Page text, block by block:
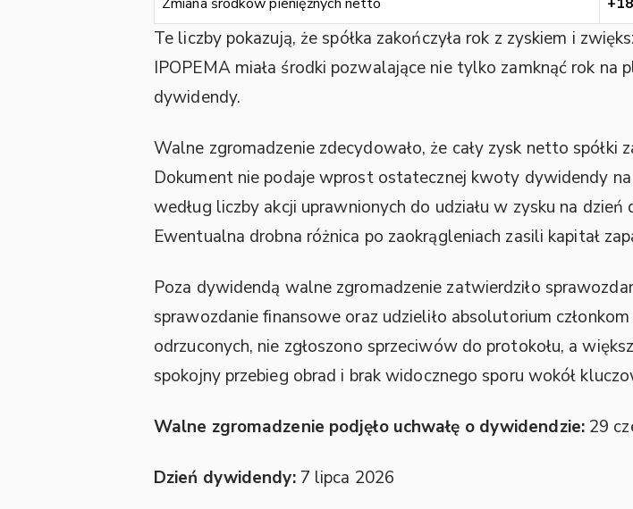
Te liczby pokazują, że spółka zakończyła rok z zyskiem i
IPOPEMA miała środki pozwalające nie tylko zamknąć rok na
dywidendy.
Walne zgromadzenie zdecydowało, że cały zysk netto spółki
Dokument nie podaje wprost ostatecznej kwoty dywidendy
według liczby akcji uprawnionych do udziału w zysku na
Ewentualna drobna różnica po zaokrągleniach zasili kapitał
Poza dywidendą walne zgromadzenie zatwierdziło
sprawozdanie finansowe oraz udzieliło absolutorium
odrzuconych, nie zgłoszono sprzeciwów do protokołu, a
spokojny przebieg obrad i brak widocznego sporu wokół
Walne zgromadzenie podjęło uchwałę o dywidendzie:29
Dzień dywidendy:7 lipca 2026